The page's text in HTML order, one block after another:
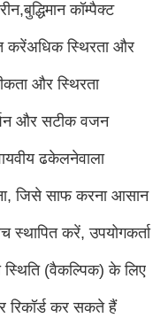
बुद्धिमान कॉम्पैक्ट
करेंअधिक स्थिरता और
और स्थिरता
और सटीक वजन
ढकेलनेवाला
जिसे साफ करना आसान
करें, उपयोगकर्ता
स्थिति (वैकल्पिक) के लिए
रिकॉर्ड कर सकते हैं